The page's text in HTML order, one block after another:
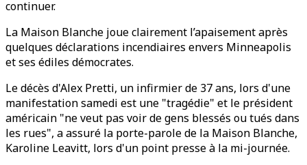
continuer.
La Maison Blanche joue clairement l’apaisement après
quelques déclarations incendiaires envers Minneapolis
et ses édiles démocrates.
Le décès d'Alex Pretti, un infirmier de 37 ans, lors d'une
manifestation samedi est une "tragédie" et le président
américain "ne veut pas voir de gens blessés ou tués dans
les rues", a assuré la porte-parole de la Maison Blanche,
Karoline Leavitt, lors d'un point presse à la mi-journée.